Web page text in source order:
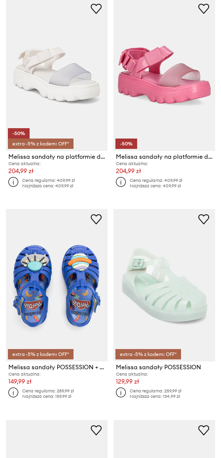
-50%
extra -5% z kodem: OFF*
Melissa sandały na platformie dziecięce KICK OFF SANDAL
Cena aktualna:
204,99 zł
Cena regularna:409,99 zł
Najniższa cena:409,99 zł
-50%
Melissa sandały na platformie dziecięce KICK OFF SANDAL
Cena aktualna:
204,99 zł
Cena regularna:409,99 zł
Najniższa cena:409,99 zł
extra -5% z kodem: OFF*
Melissa sandały POSSESSION + PLAY DOH
Cena aktualna:
149,99 zł
Cena regularna:289,99 zł
Najniższa cena:159,99 zł
extra -5% z kodem: OFF*
Melissa sandały POSSESSION
Cena aktualna:
129,99 zł
Cena regularna:259,99 zł
Najniższa cena:134,99 zł